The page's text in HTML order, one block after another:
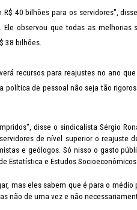
R$ 40 bilhões para os servidores",
Ele observou que todas as
38 bilhões.
recursos para reajustes no ano
política de pessoal não seja tão
disse o sindicalista Sérgio
de nível superior o reajuste
e geólogos. Só nisso o gasto
Estatística e Estudos
mas eles sabem que é para o médio
não de uma vez e não